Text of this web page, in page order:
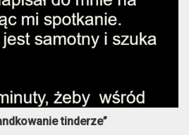
tinderze”